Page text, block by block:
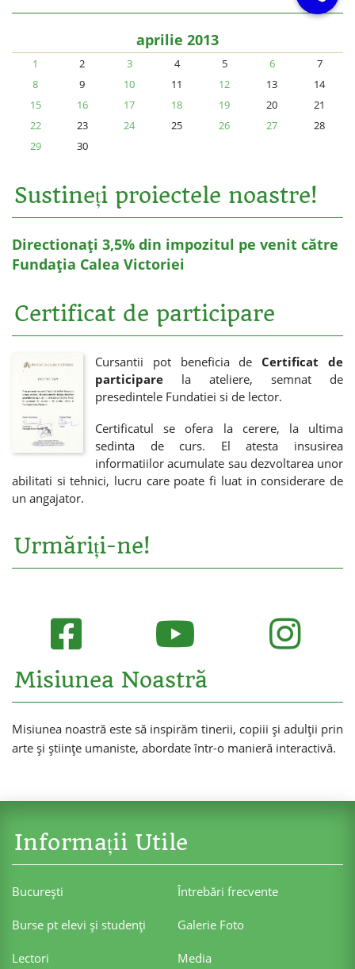
aprilie 2013
1 2 3 4 5 6
7
8
9 10 11 12 13
14
15
16 17 18 19 20
21
22
23 24 25 26 27
28
29
30
Sustineți proiectele noastre!
Directionați 3,5% din impozitul pe venit către
Fundația Calea Victoriei
Certificat de participare
Cursantii pot beneficia de Certificat de
participare la ateliere, semnat de
presedintele Fundatiei si de lector.
Certificatul se ofera la cerere, la ultima
sedinta de curs. El atesta insusirea
informatiilor acumulate sau dezvoltarea unor
abilitati si tehnici, lucru care poate fi luat in considerare de
un angajator.
Urmăriți-ne!
Misiunea Noastră
Misiunea noastră este să inspirăm tinerii, copiii și adulții prin
arte și științe umaniste, abordate într-o manieră interactivă.
Informații Utile
Bucureşti Întrebări frecvente
Burse pt elevi şi studenţi Galerie Foto
Lectori Media